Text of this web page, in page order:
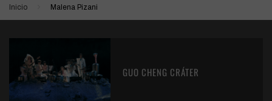
Inicio Malena Pizani
GUO CHENG CRÁTER